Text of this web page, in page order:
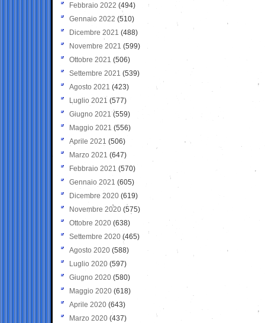
Febbraio 2022 (494)
Gennaio 2022 (510)
Dicembre 2021 (488)
Novembre 2021 (599)
Ottobre 2021 (506)
Settembre 2021 (539)
Agosto 2021 (423)
Luglio 2021 (577)
Giugno 2021(559)
Maggio 2021 (556)
Aprile 2021 (506)
Marzo 2021 (647)
Febbraio 2021 (570)
Gennaio 2021 (605)
Dicembre 2020 (619)
Novembre 2020 (575)
Ottobre 2020 (638)
Settembre 2020(465)
Agosto 2020 (588)
Luglio 2020 (597)
Giugno 2020 (580)
Maggio 2020 (618)
Aprile 2020 (643)
Marzo 2020 (437)